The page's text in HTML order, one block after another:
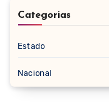
Categorias
Estado
Nacional